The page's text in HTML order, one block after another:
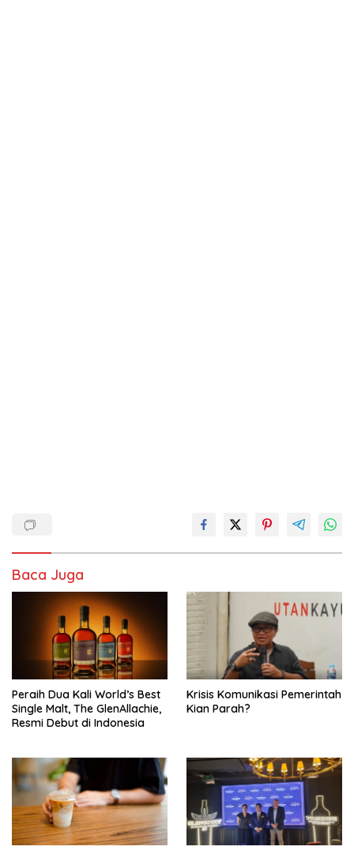
Baca Juga
Peraih Dua Kali World’s Best
Single Malt, The GlenAllachie,
Resmi Debut di Indonesia
Krisis Komunikasi Pemerintah
Kian Parah?